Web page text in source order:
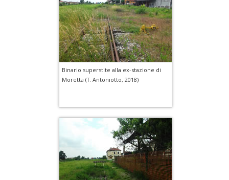
Binario superstite alla ex-stazione di
Moretta (T. Antoniotto, 2018)